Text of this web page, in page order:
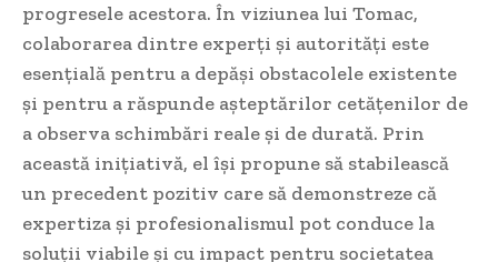
progresele acestora. În viziunea lui Tomac,
colaborarea dintre experți și autorități este
esențială pentru a depăși obstacolele existente
și pentru a răspunde așteptărilor cetățenilor de
a observa schimbări reale și de durată. Prin
această inițiativă, el își propune să stabilească
un precedent pozitiv care să demonstreze că
expertiza și profesionalismul pot conduce la
soluții viabile și cu impact pentru societatea